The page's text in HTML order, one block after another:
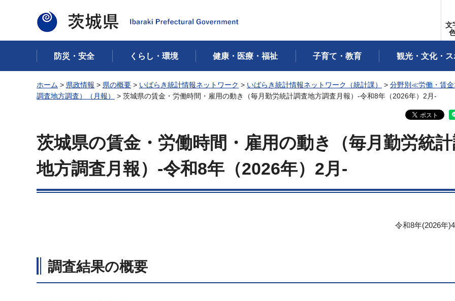
茨城県
文
防災・安全 くらし・環境 健康・医療・福祉 子育て・教育 観光・文化・ス
ホーム > 県政情報 > 県の概要 > いばらき統計情報ネットワーク > いばらき統計情報ネットワーク（統計課） > 分野別≪労働・賃
調査地方調査）（月報）
> 茨城県の賃金・労働時間・雇用の動き（毎月勤労統計調査地方調査月報）-令和8年（2026年）2月-
茨城県の賃金・労働時間・雇用の動き（毎月勤労統
地方調査月報）-令和8年（2026年）2月-
令和8年(2026年
調査結果の概要